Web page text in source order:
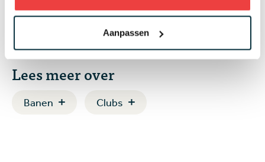
Aanpassen
Lees meer over
Banen Clubs